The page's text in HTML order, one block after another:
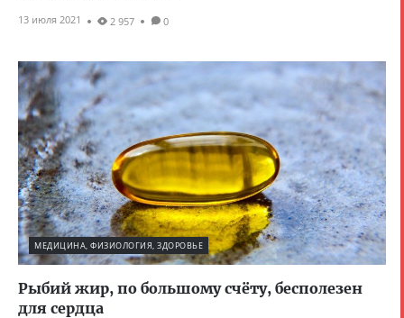
13 июля 2021 2 957 0
МЕДИЦИНА, ФИЗИОЛОГИЯ, ЗДОРОВЬЕ
Рыбий жир, по большому счёту, бесполезен
для сердца